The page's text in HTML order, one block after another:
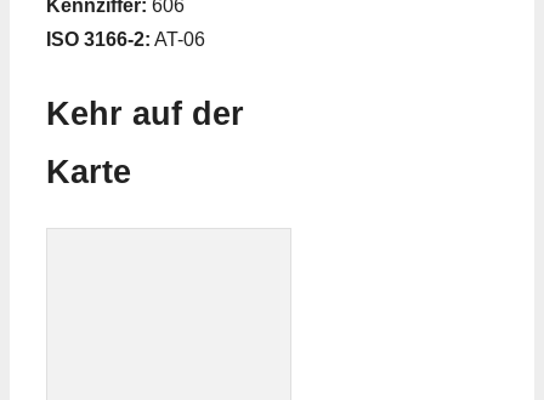
Kennziffer: 606
ISO 3166-2: AT-06
Kehr auf der
Karte